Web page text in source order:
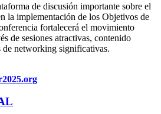
de discusión importante sobre el
la implementación de los Objetivos de
fortalecerá el movimiento
de sesiones atractivas, contenido
networking significativas.